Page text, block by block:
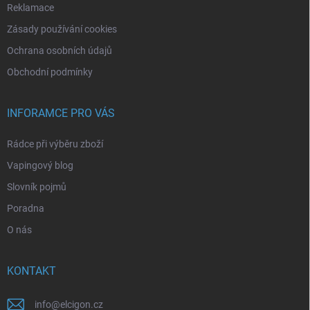
Reklamace
Zásady používání cookies
Ochrana osobních údajů
Obchodní podmínky
INFORAMCE PRO VÁS
Rádce při výběru zboží
Vapingový blog
Slovník pojmů
Poradna
O nás
KONTAKT
info@elcigon.cz